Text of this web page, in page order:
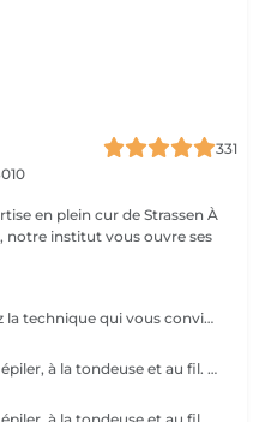
331
en plein cur de Strassen À
notre institut vous ouvre ses
Cire, sucre ou pince : choisissez la technique qui vous convient ! Pour un résultat impeccable, chaque séance se termine toujours par une finition minutieuse à la pince. Résultat net, peau douce et parfaite, à chaque fois.
L'épilation à la cire, à la pince à épiler, à la tondeuse et au fil. Toutes nos techniques d'épilation vous garantissent un résultat net et durable. En fin de séance, quelque soit la technique d'épilation choisie, nous utilisons systématiquement une pince à épiler, pour un résultat parfait.